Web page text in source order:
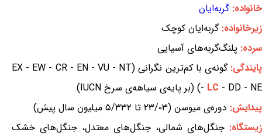
خانواده:گربه‌ایان
زیرخانواده:گربه‌ایان کوچک
سرده: پلنگ‌گربه‌های آسیایی
پایندگی:
گونه‌ی با کم‌ترین نگرانی (EX - EW - CR - EN - VU - NT
- LC - DD - NE) (بر پایه‌ی سیاهه‌ی سرخ IUCN)
پیدایش: دوره‌ی میوسن (۲۳/۰۳ تا ۵/۳۳۲ میلیون سال پیش)
زیستگاه: جنگل‌های شمالی، جنگل‌های معتدل، جنگل‌های خشک